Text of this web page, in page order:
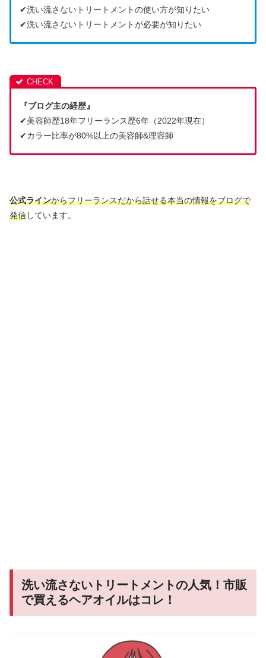
✔︎洗い流さないトリートメントの使い方が知りたい
✔︎洗い流さないトリートメントが必要が知りたい
『ブログ主の経歴』
✔︎美容師歴18年フリーランス歴6年（2022年現在）
✔︎カラー比率が80%以上の美容師&理容師
公式ラインからフリーランスだから話せる本当の情報をブログで
発信しています。
洗い流さないトリートメントの人気！市販
で買えるヘアオイルはコレ！